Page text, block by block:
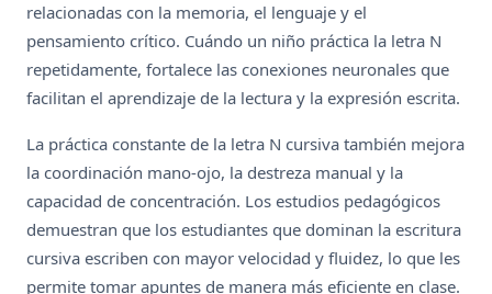
relacionadas con la memoria, el lenguaje y el
pensamiento crítico. Cuándo un niño práctica la letra N
repetidamente, fortalece las conexiones neuronales que
facilitan el aprendizaje de la lectura y la expresión escrita.
La práctica constante de la letra N cursiva también mejora
la coordinación mano-ojo, la destreza manual y la
capacidad de concentración. Los estudios pedagógicos
demuestran que los estudiantes que dominan la escritura
cursiva escriben con mayor velocidad y fluidez, lo que les
permite tomar apuntes de manera más eficiente en clase.